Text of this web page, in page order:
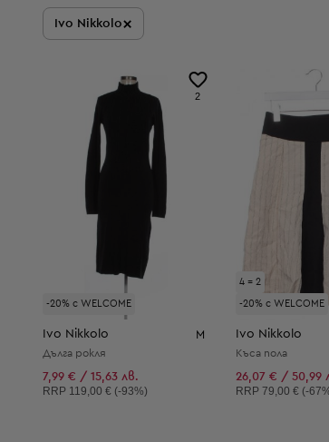
Ivo Nikkolo×
-20% с WELCOME
2
Ivo Nikkolo M
Дълга рокля
7,99 € / 15,63 лв.
Препоръчителна цена:
RRP 119,00 € (-93%)
4 = 2
-20% с WELCOME
Ivo Nikkolo
Къса пола
26,07 € / 50,99
Препоръчителна
RRP79,00 € (-